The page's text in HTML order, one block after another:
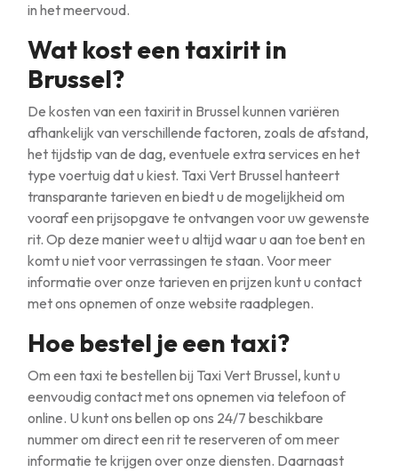
in het meervoud.
Wat kost een taxirit in
Brussel?
De kosten van een taxirit in Brussel kunnen variëren
afhankelijk van verschillende factoren, zoals de afstand,
het tijdstip van de dag, eventuele extra services en het
type voertuig dat u kiest. Taxi Vert Brussel hanteert
transparante tarieven en biedt u de mogelijkheid om
vooraf een prijsopgave te ontvangen voor uw gewenste
rit. Op deze manier weet u altijd waar u aan toe bent en
komt u niet voor verrassingen te staan. Voor meer
informatie over onze tarieven en prijzen kunt u contact
met ons opnemen of onze website raadplegen.
Hoe bestel je een taxi?
Om een taxi te bestellen bij Taxi Vert Brussel, kunt u
eenvoudig contact met ons opnemen via telefoon of
online. U kunt ons bellen op ons 24/7 beschikbare
nummer om direct een rit te reserveren of om meer
informatie te krijgen over onze diensten. Daarnaast